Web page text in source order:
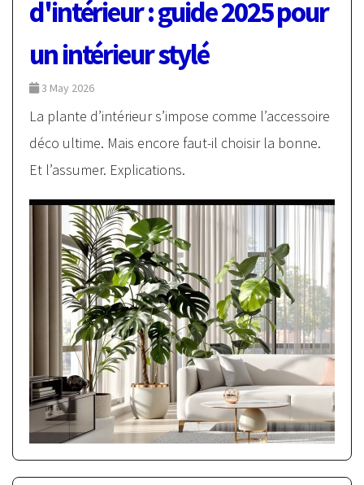
d'intérieur : guide 2025 pour
un intérieur stylé
3 May 2026
La plante d’intérieur s’impose comme l’accessoire
déco ultime. Mais encore faut-il choisir la bonne.
Et l’assumer. Explications.